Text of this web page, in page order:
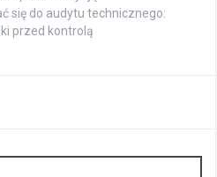
się do audytu technicznego:
przed kontrolą